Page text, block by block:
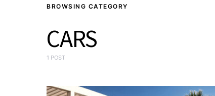
BROWSING CATEGORY
CARS
1 POST